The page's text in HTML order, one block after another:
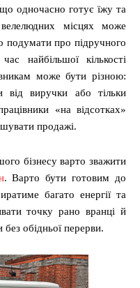
одночасно готує їжу та
місцях може
подумати про підручного
найбільшої кількості
може бути різною:
від виручки або тільки
«на відсотках»
продажі.
бізнесу варто зважити
. Варто бути готовим до
багато енергії та
точку рано вранці й
обідньої перерви.